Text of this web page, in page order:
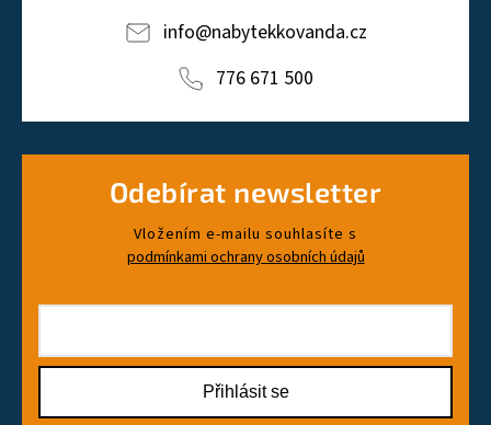
info@nabytekkovanda.cz
776 671 500
Odebírat newsletter
Vložením e-mailu souhlasíte s
podmínkami ochrany osobních údajů
Přihlásit se